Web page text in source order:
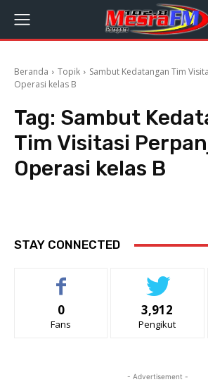
Beranda Topik
Sambut Kedatangan Tim
Operasi kelas B
Tag: Sambut
Tim Visitasi
Operasi kelas B
STAY CONNECTED
0
Fans
3,912
Pengikut
- Advertisement -